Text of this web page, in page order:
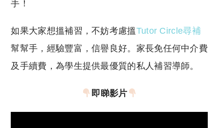
手！
如果大家想搵補習，不妨考慮搵Tutor Circle尋補
幫幫手，經驗豐富，信譽良好。家長免任何中介費
及手續費，為學生提供最優質的私人補習導師。
即睇影片